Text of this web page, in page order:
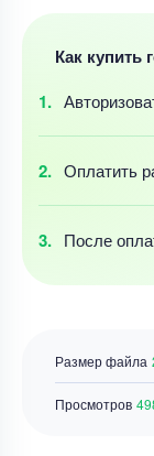
Как купить
Оплатить
После
Размер файла
Просмотров